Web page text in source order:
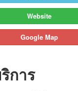
Website
Google Map
การ